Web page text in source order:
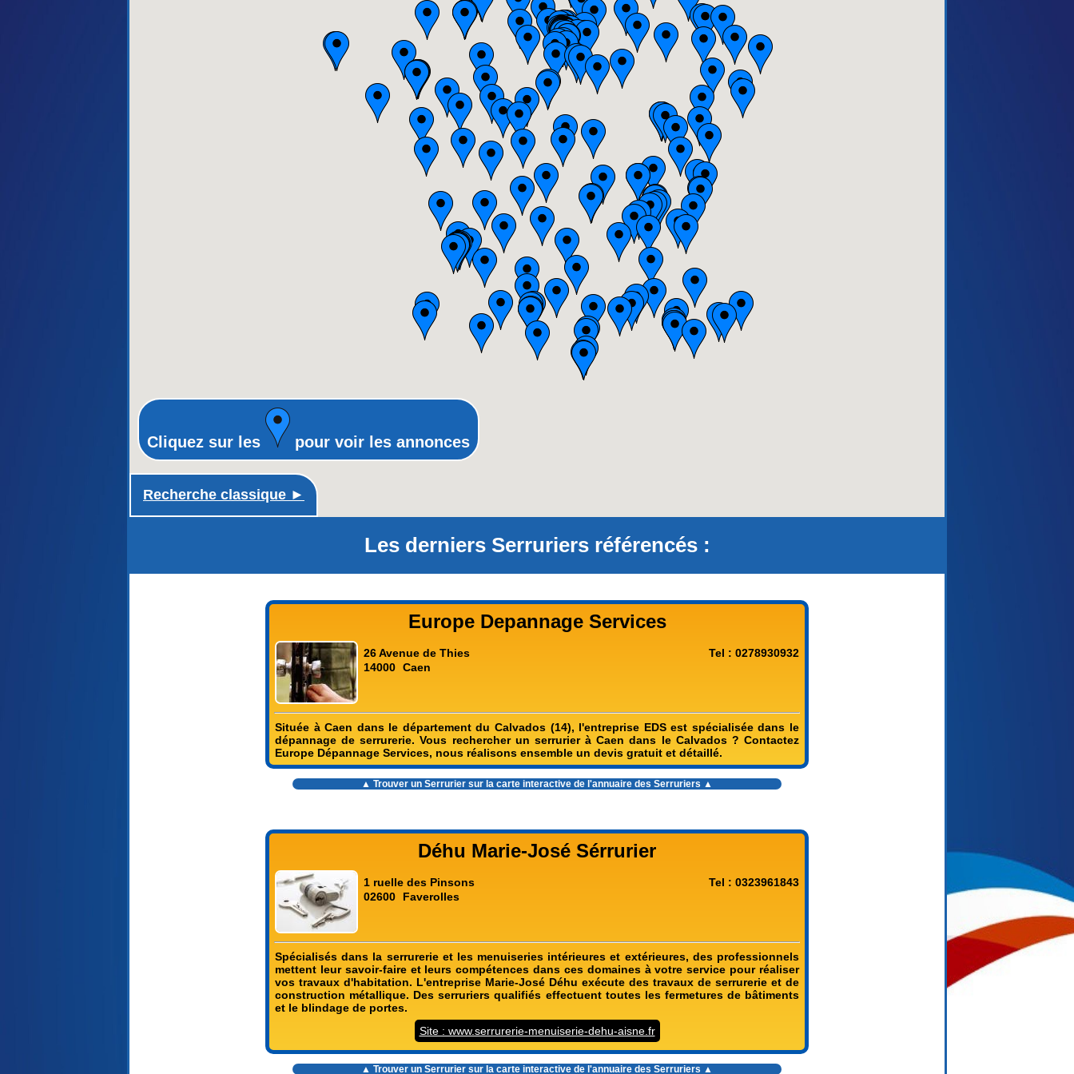
Bourgogne
Bretagne
Centre
Champagne-Ardenne
Franche-Comté
Haute-Normandie
Ile-de-France
Languedoc-Roussillon
Limousin
Lorraine
Midi-Pyrénées
Nord-Pas-de-Calais
Pays-de-la-Loire
Picardie
Poitou-Charentes
Provence-Alpes-Côte-d'Azur(paca)
Recherche classique ►
Cliquez sur les pour voir les annonces
Les derniers Serruriers référencés :
Europe Depannage Services
26 Avenue de Thies
14000 Caen
Tel : 0278930932
Située à Caen dans le département du Calvados (14), l'entreprise EDS est spécialisée dans le
dépannage de serrurerie. Vous rechercher un serrurier à Caen dans le Calvados ? Contactez
Europe Dépannage Services, nous réalisons ensemble un devis gratuit et détaillé.
▲ Trouver un Serrurier sur la carte interactive de l'annuaire des Serruriers ▲
Déhu Marie-José Sérrurier
1 ruelle des Pinsons
02600
Faverolles
Tel : 0323961843
Spécialisés dans la serrurerie et les menuiseries intérieures et extérieures, des professionnels
mettent leur savoir-faire et leurs compétences dans ces domaines à votre service pour réaliser
vos travaux d'habitation. L'entreprise Marie-José Déhu exécute des travaux de serrurerie et de
construction métallique. Des serruriers qualifiés effectuent toutes les fermetures de bâtiments
et le blindage de portes.
Site : www.serrurerie-menuiserie-dehu-aisne.fr
▲ Trouver un Serrurier sur la carte interactive de l'annuaire des Serruriers ▲